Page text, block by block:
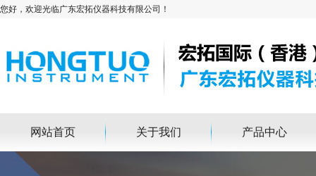
您好，欢迎光临广东宏拓仪器科技有限公司！
网站首页 关于我们 产品中心